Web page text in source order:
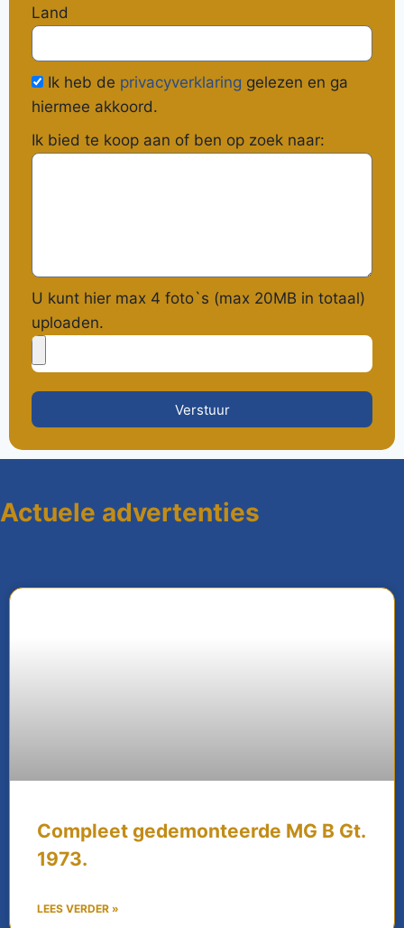
Land
Ik heb de privacyverklaring gelezen en ga
hiermee akkoord.
Ik bied te koop aan of ben op zoek naar:
U kunt hier max 4 foto`s (max 20MB in totaal)
uploaden.
Verstuur
Actuele advertenties
Compleet gedemonteerde MG B Gt.
1973.
LEES VERDER »